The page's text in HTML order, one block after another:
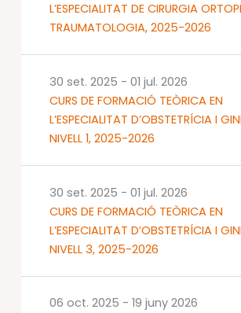
L’ESPECIALITAT DE CIRURGIA
TRAUMATOLOGIA, 2025-2026
CURS DE FORMACIÓ TEÒRICA EN
L’ESPECIALITAT D’OBSTETRÍCIA I
NIVELL 1, 2025-2026
30 set. 2025 - 01 jul. 2026
CURS DE FORMACIÓ TEÒRICA EN
L’ESPECIALITAT D’OBSTETRÍCIA I
NIVELL 3, 2025-2026
30 set. 2025 - 01 jul. 2026
06 oct. 2025 - 19 juny 2026